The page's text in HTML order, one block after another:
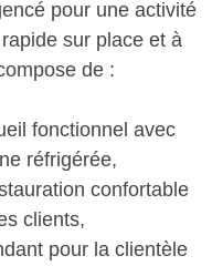
pour une activité
sur place et à
de :
fonctionnel avec
réfrigérée,
confortable
clients,
pour la clientèle